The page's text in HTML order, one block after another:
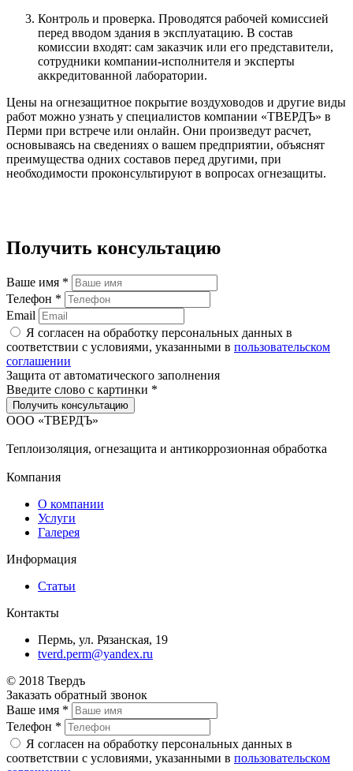
Контроль и проверка. Проводятся рабочей комиссией
перед вводом здания в эксплуатацию. В состав
комиссии входят: сам заказчик или его представители,
сотрудники компании-исполнителя и эксперты
аккредитованной лаборатории.
Цены на огнезащитное покрытие воздуховодов и другие виды
работ можно узнать у специалистов компании «ТВЕРДЪ» в
Перми при встрече или онлайн. Они произведут расчет,
основываясь на сведениях о вашем предприятии, объяснят
преимущества одних составов перед другими, при
необходимости проконсультируют в вопросах огнезащиты.
Получить консультацию
Ваше имя *
Телефон *
Email
Я согласен на обработку персональных данных в
соответствии с условиями, указанными в пользовательском
соглашении
Защита от автоматического заполнения
Введите слово с картинки *
ООО «ТВЕРДЪ»
Теплоизоляция, огнезащита и антикоррозионная обработка
Компания
О компании
Услуги
Галерея
Информация
Статьи
Контакты
Пермь, ул. Рязанская, 19
tverd.perm@yandex.ru
© 2018 Твердъ
Заказать обратный звонок
Ваше имя *
Телефон *
Я согласен на обработку персональных данных в
соответствии с условиями, указанными в пользовательском